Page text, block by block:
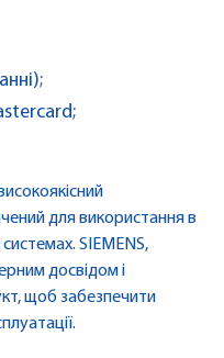
для використання в
SIEMENS,
досвідом і
щоб забезпечити